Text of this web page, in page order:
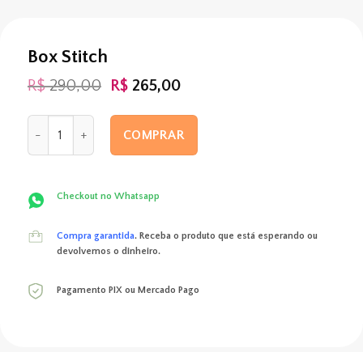
Box Stitch
R$290,00 O
original
era:
R$ 290,00.
R$ 265,00O
atual
é:
R$ 265,00.
Box Stitch quantidade
COMPRAR
Checkout no Whatsapp
Compra garantida. Receba o produto que está esperando ou
devolvemos o dinheiro.
Pagamento PIX ou Mercado Pago